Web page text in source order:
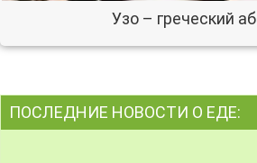
Узо – греческий
ПОСЛЕДНИЕ НОВОСТИ О ЕДЕ: